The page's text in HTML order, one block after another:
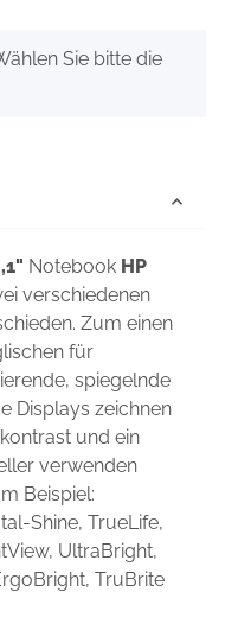
Sie bitte die
Notebook HP
verschiedenen
Zum einen
für
spiegelnde
Displays zeichnen
und ein
verwenden
Beispiel:
Shine, TrueLife,
UltraBright,
TruBrite